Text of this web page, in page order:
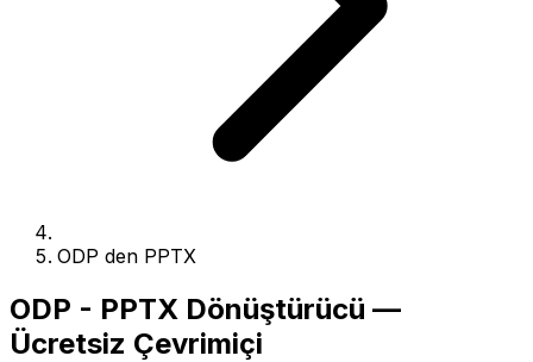
ODP den PPTX
ODP - PPTX Dönüştürücü —
Ücretsiz Çevrimiçi